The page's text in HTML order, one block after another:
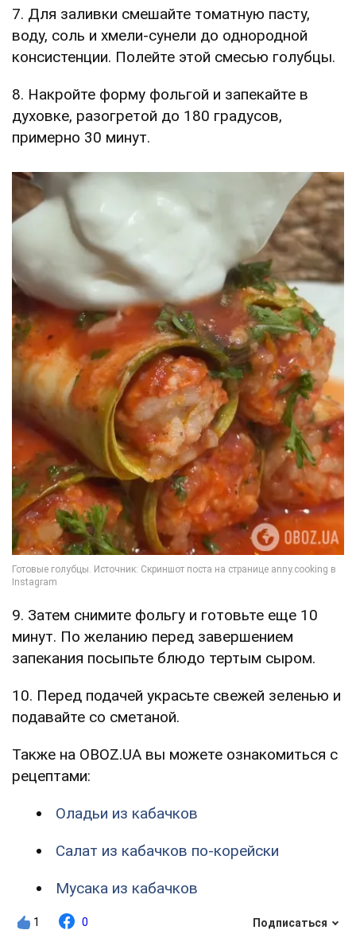
7. Для заливки смешайте томатную пасту,
воду, соль и хмели-сунели до однородной
консистенции. Полейте этой смесью голубцы.
8. Накройте форму фольгой и запекайте в
духовке, разогретой до 180 градусов,
примерно 30 минут.
9. Затем снимите фольгу и готовьте еще 10
минут. По желанию перед завершением
запекания посыпьте блюдо тертым сыром.
10. Перед подачей украсьте свежей зеленью и
подавайте со сметаной.
Также на OBOZ.UA вы можете ознакомиться с
рецептами:
Оладьи из кабачков
Салат из кабачков по-корейски
Мусака из кабачков
1 0 Подписаться